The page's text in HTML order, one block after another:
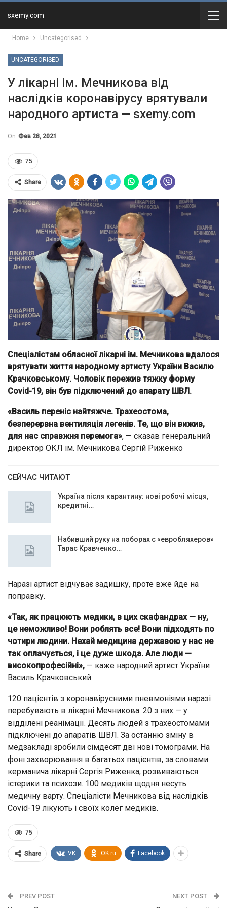
sxemy.com
Home Uncategorised
UNCATEGORISED
У лікарні ім. Мечникова від
наслідків коронавірусу врятували
народного артиста — sxemy.com
On Фев 28, 2021
75
Share
Спеціалістам обласної лікарні ім. Мечникова вдалося
врятувати життя народному артисту України Василю
Крачковському. Чоловік пережив тяжку форму
Covid-19, він був підключений до апарату ШВЛ.
«Василь переніс найтяжче. Трахеостома,
безперервна вентиляція легенів. Те, що він вижив,
для нас справжня перемога», — сказав генеральний
директор ОКЛ ім. Мечникова Сергій Риженко
СЕЙЧАС ЧИТАЮТ
Україна після карантину: нові робочі місця,
кредитні…
Набивший руку на поборах с «евробляхеров»
Тарас Кравченко…
Наразі артист відчуває задишку, проте вже йде на
поправку.
«Так, як працюють медики, в цих скафандрах — ну,
це неможливо! Вони роблять все! Вони підходять по
чотири людини. Нехай медицина державою у нас не
так оплачується, і це дуже шкода. Але люди —
високопрофесійні», — каже народний артист України
Василь Крачковський
120 пацієнтів з коронавірусними пневмоніями наразі
перебувають в лікарні Мечникова. 20 з них — у
відділені реанімації. Десять людей з трахеостомами
підключені до апаратів ШВЛ. За останню зміну в
медзакладі зробили сімдесят дві нові томограми. На
фоні захворювання в багатьох пацієнтів, за словами
керманича лікарні Сергія Риженка, розвиваються
істерики та психози. 100 медиків щодня несуть
медичну варту. Спеціалісти Мечникова від наслідків
Covid-19 лікують і своїх колег медиків.
75
Share VK OK.ru Facebook
PREV POST NEXT POST